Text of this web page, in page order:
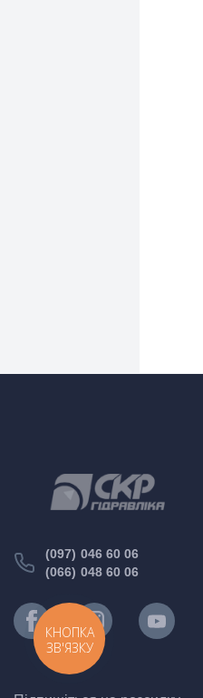
(097) 046 60 06
(066) 048 60 06
КНОПКА
ЗВ'ЯЗКУ